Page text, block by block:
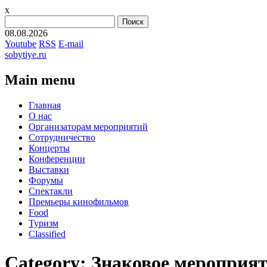
x
08.08.2026
Youtube RSS E-mail
sobytiye.ru
Main menu
Skip
content
Главная
О нас
Организаторам мероприятий
Сотрудничество
Концерты
Конференции
Выставки
Форумы
Спектакли
Премьеры кинофильмов
Food
Туризм
Сlassified